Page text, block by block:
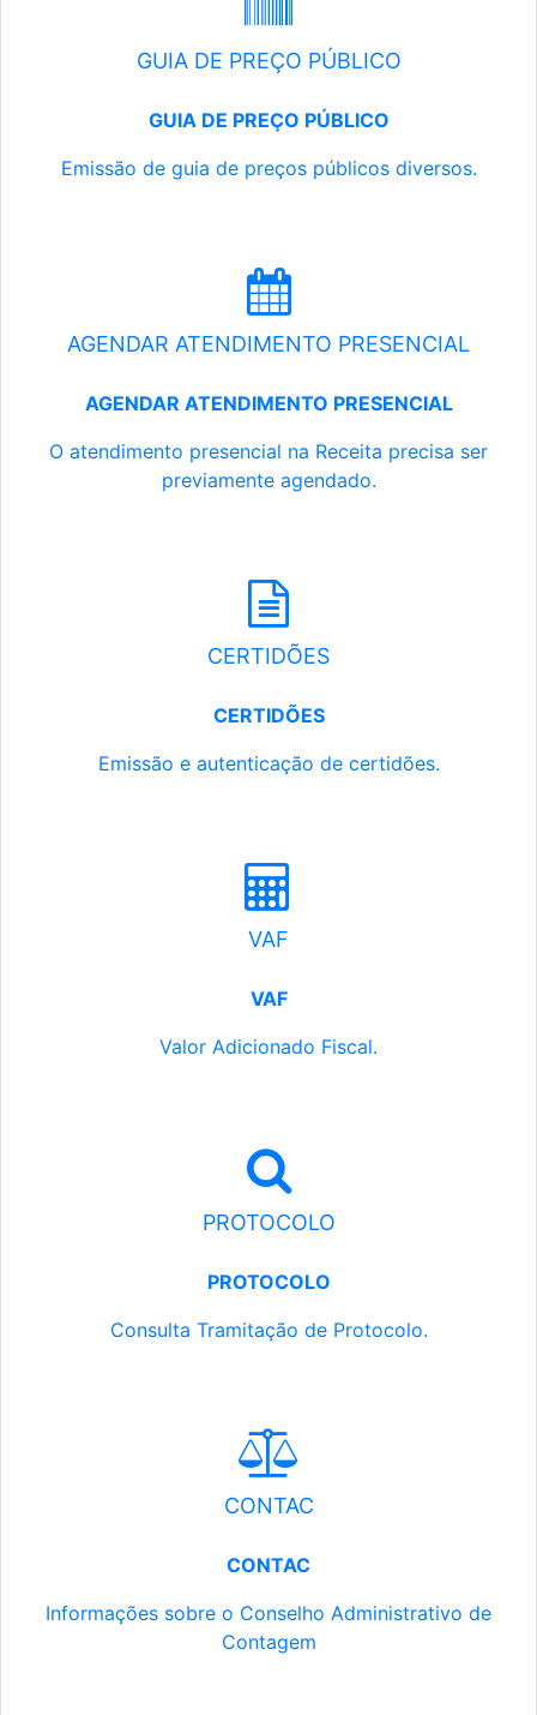
GUIA DE PREÇO PÚBLICO
GUIA DE PREÇO PÚBLICO
Emissão de guia de preços públicos diversos.
AGENDAR ATENDIMENTO PRESENCIAL
AGENDAR ATENDIMENTO PRESENCIAL
O atendimento presencial na Receita precisa ser
previamente agendado.
CERTIDÕES
CERTIDÕES
Emissão e autenticação de certidões.
VAF
VAF
Valor Adicionado Fiscal.
PROTOCOLO
PROTOCOLO
Consulta Tramitação de Protocolo.
CONTAC
CONTAC
Informações sobre o Conselho Administrativo de
Contagem